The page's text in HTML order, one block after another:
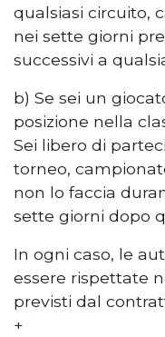
qualsiasi circuito,
nei sette giorni
successivi a
b) Se sei un
posizione nella
Sei libero di
torneo,
non lo faccia
sette giorni dopo
In ogni caso, le
essere rispettate
previsti dal
+